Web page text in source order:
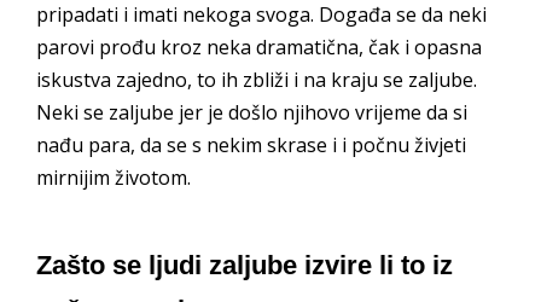
pripadati i imati nekoga svoga. Događa se da neki
parovi prođu kroz neka dramatična, čak i opasna
iskustva zajedno, to ih zbliži i na kraju se zaljube.
Neki se zaljube jer je došlo njihovo vrijeme da si
nađu para, da se s nekim skrase i i počnu živjeti
mirnijim životom.
Zašto se ljudi zaljube izvire li to iz